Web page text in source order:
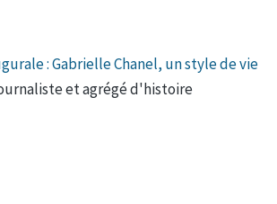
: Gabrielle Chanel, un style de vie
et agrégé d'histoire